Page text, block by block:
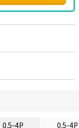
0.5-4P 0.5-4P